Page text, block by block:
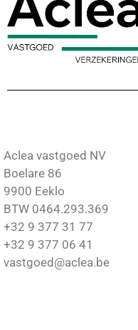
Aclea vastgoed NV
Boelare 86
9900 Eeklo
BTW 0464.293.369
+32 9 377 31 77
+32 9 377 06 41
vastgoed@aclea.be